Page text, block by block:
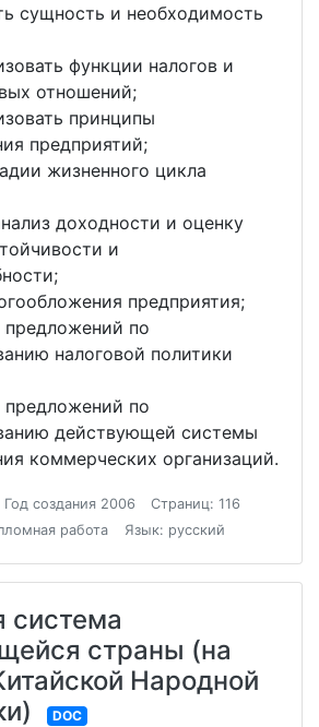
сущность и необходимость
функции налогов и
отношений;
принципы
предприятий;
жизненного цикла
доходности и оценку
и
предприятия;
по
налоговой политики
по
действующей системы
коммерческих организаций.
Год создания 2006
Страниц: 116
работа
Язык: русский
система
страны (на
Народной
DOC